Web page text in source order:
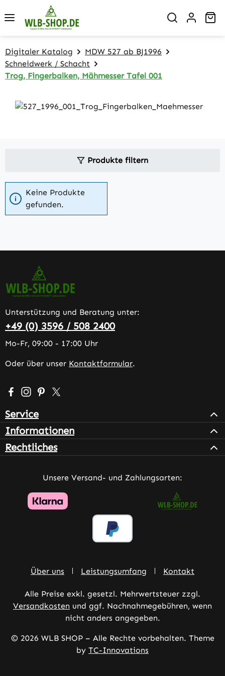
Zum Hauptinhalt springen
Digitaler Katalog
MDW 527 ab BJ1996
Schneidwerk / Schacht
Trog, Fingerbalken, Mähmesser Tafel 001
Produkte filtern
Keine Produkte
gefunden.
Unterstützung und Beratung unter:
+49 (0) 3596 / 508 2400
Mo-Fr, 09:00 - 17:00 Uhr
Oder über unser Kontaktformular.
Besuche uns auf Facebook – öffnet in neuem Tab
Schau auf Instagram vorbei – öffnet in neuem Tab
Lass dich auf Pinterest inspirieren – öffnet in
Folge uns auf X – öffnet in neuem Tab
Service
Informationen
Rechtliches
Unsere Versand- und Zahlungsarten:
Über uns Leistungsumfang Kontakt
Alle Preise exkl. gesetzl. Mehrwertsteuer zzgl.
Versandkosten und ggf. Nachnahmegebühren, wenn
nicht anders angegeben.
© 2026 WLB SHOP – Alle Rechte vorbehalten. Theme
by TC-Innovations